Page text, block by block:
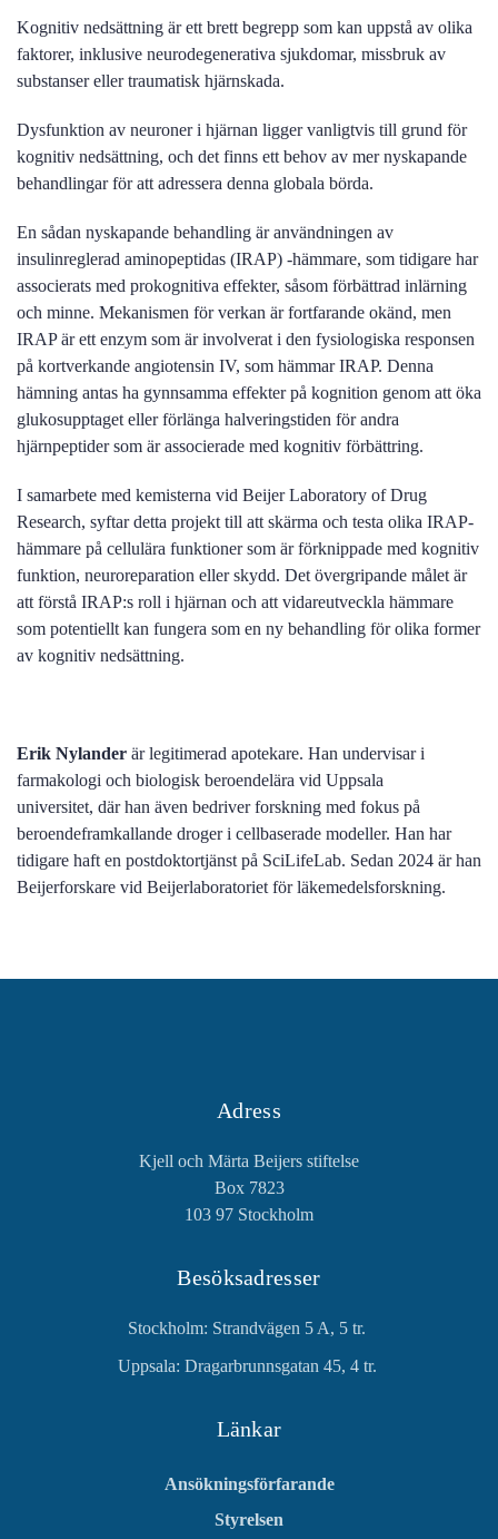
Kognitiv nedsättning är ett brett begrepp som kan uppstå av olika
faktorer, inklusive neurodegenerativa sjukdomar, missbruk av
substanser eller traumatisk hjärnskada.
Dysfunktion av neuroner i hjärnan ligger vanligtvis till grund för
kognitiv nedsättning, och det finns ett behov av mer nyskapande
behandlingar för att adressera denna globala börda.
En sådan nyskapande behandling är användningen av
insulinreglerad aminopeptidas (IRAP) -hämmare, som tidigare har
associerats med prokognitiva effekter, såsom förbättrad inlärning
och minne. Mekanismen för verkan är fortfarande okänd, men
IRAP är ett enzym som är involverat i den fysiologiska responsen
på kortverkande angiotensin IV, som hämmar IRAP. Denna
hämning antas ha gynnsamma effekter på kognition genom att öka
glukosupptaget eller förlänga halveringstiden för andra
hjärnpeptider som är associerade med kognitiv förbättring.
I samarbete med kemisterna vid Beijer Laboratory of Drug
Research, syftar detta projekt till att skärma och testa olika IRAP-
hämmare på cellulära funktioner som är förknippade med kognitiv
funktion, neuroreparation eller skydd. Det övergripande målet är
att förstå IRAP:s roll i hjärnan och att vidareutveckla hämmare
som potentiellt kan fungera som en ny behandling för olika former
av kognitiv nedsättning.
Erik Nylander är legitimerad apotekare. Han undervisar i
farmakologi och biologisk beroendelära vid Uppsala
universitet, där han även bedriver forskning med fokus på
beroendeframkallande droger i cellbaserade modeller. Han har
tidigare haft en postdoktortjänst på SciLifeLab. Sedan 2024 är han
Beijerforskare vid Beijerlaboratoriet för läkemedelsforskning.
Adress
Kjell och Märta Beijers stiftelse
Box 7823
103 97 Stockholm
Besöksadresser
Stockholm: Strandvägen 5 A, 5 tr.
Uppsala: Dragarbrunnsgatan 45, 4 tr.
Länkar
Ansökningsförfarande
Styrelsen